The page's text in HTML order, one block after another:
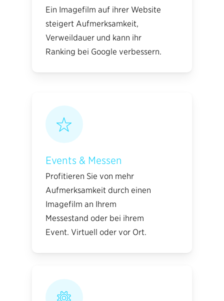
Ein Imagefilm auf ihrer Website
steigert Aufmerksamkeit,
Verweildauer und kann ihr
Ranking bei Google verbessern.
Events & Messen
Profitieren Sie von mehr
Aufmerksamkeit durch einen
Imagefilm an Ihrem
Messestand oder bei ihrem
Event. Virtuell oder vor Ort.